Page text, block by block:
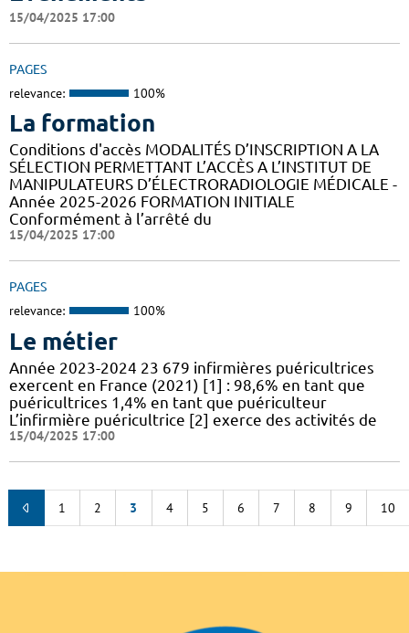
15/04/2025 17:00
PAGES
relevance: 100%
La formation
Conditions d'accès MODALITÉS D’INSCRIPTION A LA
SÉLECTION PERMETTANT L’ACCÈS A L’INSTITUT DE
MANIPULATEURS D’ÉLECTRORADIOLOGIE MÉDICALE -
Année 2025-2026 FORMATION INITIALE
Conformément à l’arrêté du
15/04/2025 17:00
PAGES
relevance: 100%
Le métier
Année 2023-2024 23 679 infirmières puéricultrices
exercent en France (2021) [1] : 98,6% en tant que
puéricultrices 1,4% en tant que puériculteur
L’infirmière puéricultrice [2] exerce des activités de
15/04/2025 17:00
1 2 3 4 5 6 7 8 9 10